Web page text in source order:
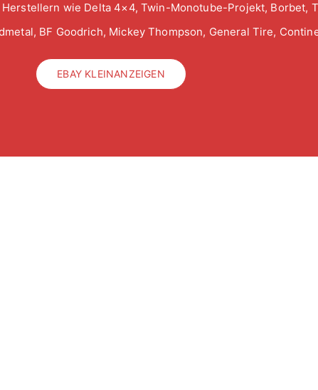
Herstellern wie Delta 4×4, Twin-Monotube-Projekt, Borbet,
BF Goodrich, Mickey Thompson, General Tire,
EBAY KLEINANZEIGEN